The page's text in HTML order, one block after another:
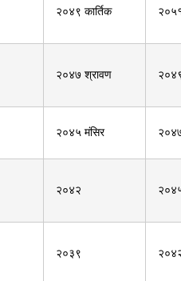
२०४९ कार्तिक
२०४७ श्रावण
२०४५ मंसिर
२०४२
२०३९